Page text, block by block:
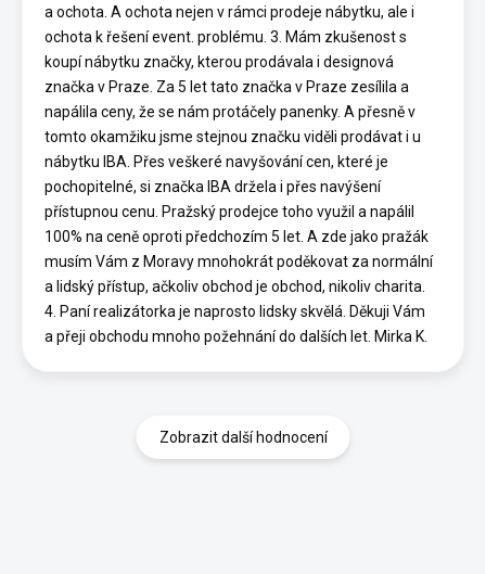
a ochota. A ochota nejen v rámci prodeje nábytku, ale i
ochota k řešení event. problému. 3. Mám zkušenost s
koupí nábytku značky, kterou prodávala i designová
značka v Praze. Za 5 let tato značka v Praze zesílila a
napálila ceny, že se nám protáčely panenky. A přesně v
tomto okamžiku jsme stejnou značku viděli prodávat i u
nábytku IBA. Přes veškeré navyšování cen, které je
pochopitelné, si značka IBA držela i přes navýšení
přístupnou cenu. Pražský prodejce toho využil a napálil
100% na ceně oproti předchozím 5 let. A zde jako pražák
musím Vám z Moravy mnohokrát poděkovat za normální
a lidský přístup, ačkoliv obchod je obchod, nikoliv charita.
4. Paní realizátorka je naprosto lidsky skvělá. Děkuji Vám
a přeji obchodu mnoho požehnání do dalších let. Mirka K.
Zobrazit další hodnocení